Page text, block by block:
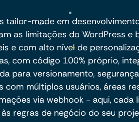
tailor-made em
as limitações do WordPress e
e com alto nível de
com código 100% próprio,
para versionamento,
com múltiplos usuários, áreas
via webhook - aqui, cada
regras de negócio do seu